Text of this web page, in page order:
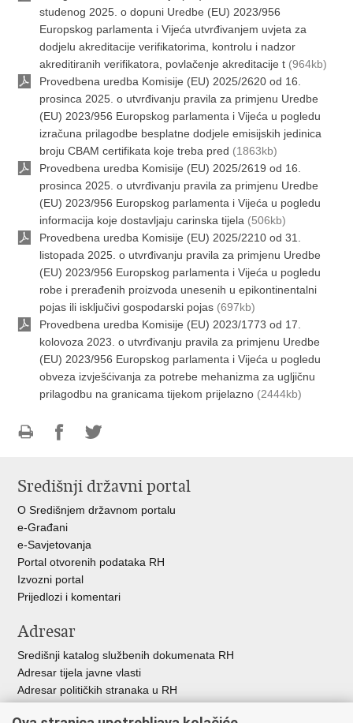
studenog 2025. o dopuni Uredbe (EU) 2023/956
Europskog parlamenta i Vijeća utvrđivanjem uvjeta za
dodjelu akreditacije verifikatorima, kontrolu i nadzor
akreditiranih verifikatora, povlačenje akreditacije t (964kb)
Provedbena uredba Komisije (EU) 2025/2620 od 16.
prosinca 2025. o utvrđivanju pravila za primjenu Uredbe
(EU) 2023/956 Europskog parlamenta i Vijeća u pogledu
izračuna prilagodbe besplatne dodjele emisijskih jedinica
broju CBAM certifikata koje treba pred (1863kb)
Provedbena uredba Komisije (EU) 2025/2619 od 16.
prosinca 2025. o utvrđivanju pravila za primjenu Uredbe
(EU) 2023/956 Europskog parlamenta i Vijeća u pogledu
informacija koje dostavljaju carinska tijela (506kb)
Provedbena uredba Komisije (EU) 2025/2210 оd 31.
listopada 2025. o utvrđivanju pravila za primjenu Uredbe
(EU) 2023/956 Europskog parlamenta i Vijeća u pogledu
robe i prerađenih proizvoda unesenih u epikontinentalni
pojas ili isključivi gospodarski pojas (697kb)
Provedbena uredba Komisije (EU) 2023/1773 оd 17.
kolovoza 2023. o utvrđivanju pravila za primjenu Uredbe
(EU) 2023/956 Europskog parlamenta i Vijeća u pogledu
obveza izvješćivanja za potrebe mehanizma za ugljičnu
prilagodbu na granicama tijekom prijelazno (2444kb)
FacebookuTwitteru
Središnji državni portal
O Središnjem državnom portalu
e-Građani
e-Savjetovanja
Portal otvorenih podataka RH
Izvozni portal
Prijedlozi i komentari
Adresar
Središnji katalog službenih dokumenata RH
Adresar tijela javne vlasti
Adresar političkih stranaka u RH